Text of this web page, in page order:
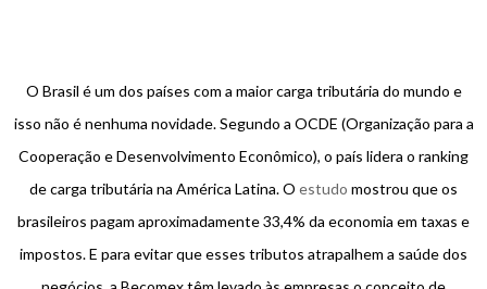
O Brasil é um dos países com a maior carga tributária do mundo e
isso não é nenhuma novidade. Segundo a OCDE (Organização para a
Cooperação e Desenvolvimento Econômico), o país lidera o ranking
de carga tributária na América Latina. O estudo mostrou que os
brasileiros pagam aproximadamente 33,4% da economia em taxas e
impostos. E para evitar que esses tributos atrapalhem a saúde dos